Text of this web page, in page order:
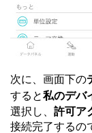
次に、画面下の
すると私のデバ
選択し、 許可ア
接続完了するの